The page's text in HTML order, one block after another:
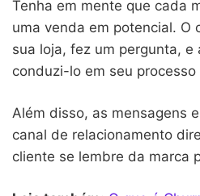
Tenha em mente que cada
uma venda em potencial. O
sua loja, fez um pergunta,
conduzi-lo em seu processo
Além disso, as mensagens
canal de relacionamento
cliente se lembre da marca